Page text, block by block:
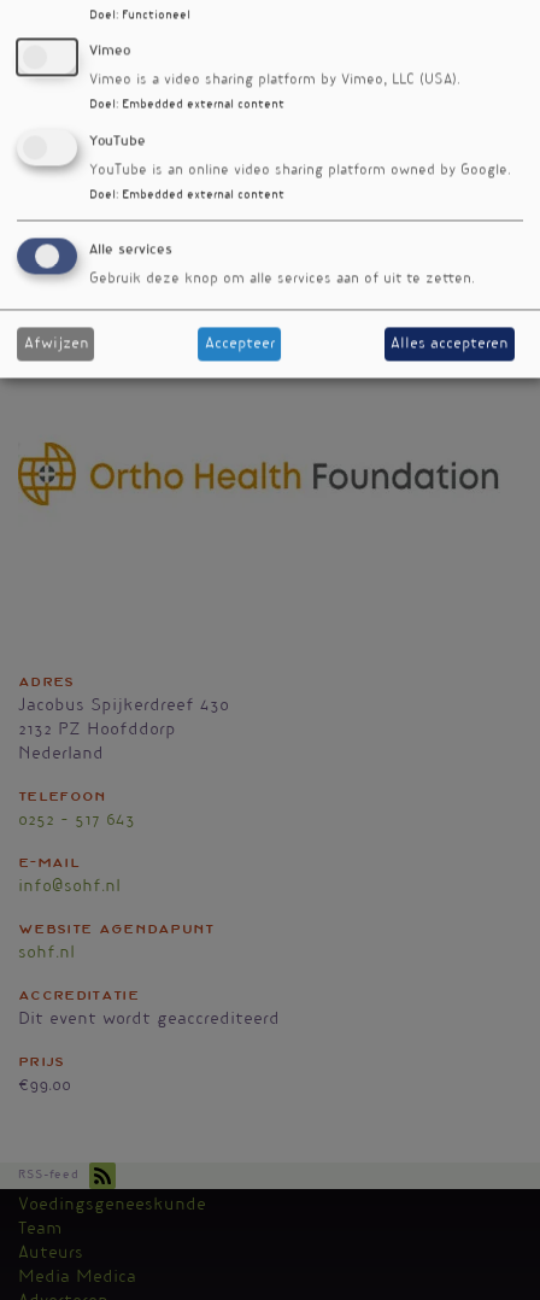
Trefwoorden
fibromyalgie
metabolisme
orthomoleculair
Adres
Jacobus Spijkerdreef 430
2132 PZ Hoofddorp
Nederland
Telefoon
0252 – 517 643
E-mail
info@sohf.nl
Website agendapunt
sohf.nl
Accreditatie
Dit event wordt geaccrediteerd
Prijs
€99.00
RSS-feed
Kantoormenu
Voedingsgeneeskunde
Team
Auteurs
Media Medica
Doel : Functioneel
Vimeo
Vimeo is a video sharing platform by Vimeo, LLC (USA).
Doel : Embedded external content
YouTube
YouTube is an online video sharing platform owned by Google.
Doel : Embedded external content
Alle services
Gebruik deze knop om alle services aan of uit te zetten.
Afwijzen Accepteer Alles accepteren